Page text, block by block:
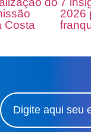
Costa
2026